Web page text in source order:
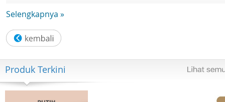
- Isi baterai dalam 10 menit untuk penggunaan selama 3
- Kompatibel dengan iOS & Android
Selengkapnya »
Produk Terkini